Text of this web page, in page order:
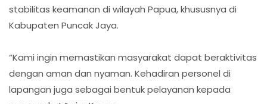
stabilitas keamanan di wilayah Papua, khususnya di
Kabupaten Puncak Jaya.
“Kami ingin memastikan masyarakat dapat beraktivitas
dengan aman dan nyaman. Kehadiran personel di
lapangan juga sebagai bentuk pelayanan kepada